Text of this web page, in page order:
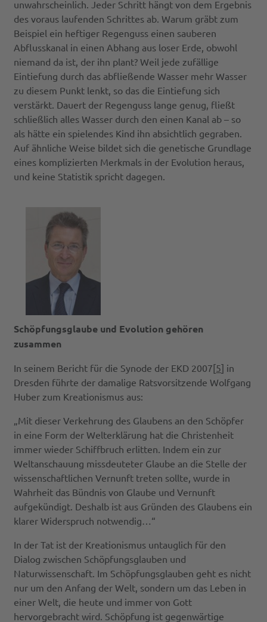
unwahrscheinlich. Jeder Schritt hängt von dem Ergebnis
des voraus laufenden Schrittes ab. Warum gräbt zum
Beispiel ein heftiger Regenguss einen sauberen
Abflusskanal in einen Abhang aus loser Erde, obwohl
niemand da ist, der ihn plant? Weil jede zufällige
Eintiefung durch das abfließende Wasser mehr Wasser
zu diesem Punkt lenkt, so das die Eintiefung sich
verstärkt. Dauert der Regenguss lange genug, fließt
schließlich alles Wasser durch den einen Kanal ab – so
als hätte ein spielendes Kind ihn absichtlich gegraben.
Auf ähnliche Weise bildet sich die genetische Grundlage
eines komplizierten Merkmals in der Evolution heraus,
und keine Statistik spricht dagegen.
Schöpfungsglaube und Evolution gehören
zusammen
In seinem Bericht für die Synode der EKD 2007[5] in
Dresden führte der damalige Ratsvorsitzende Wolfgang
Huber zum Kreationismus aus:
„Mit dieser Verkehrung des Glaubens an den Schöpfer
in eine Form der Welterklärung hat die Christenheit
immer wieder Schiffbruch erlitten. Indem ein zur
Weltanschauung missdeuteter Glaube an die Stelle der
wissenschaftlichen Vernunft treten sollte, wurde in
Wahrheit das Bündnis von Glaube und Vernunft
aufgekündigt. Deshalb ist aus Gründen des Glaubens ein
klarer Widerspruch notwendig…“
In der Tat ist der Kreationismus untauglich für den
Dialog zwischen Schöpfungsglauben und
Naturwissenschaft. Im Schöpfungsglauben geht es nicht
nur um den Anfang der Welt, sondern um das Leben in
einer Welt, die heute und immer von Gott
hervorgebracht wird. Schöpfung ist gegenwärtige